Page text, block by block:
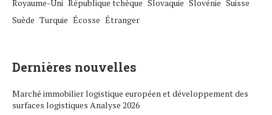
Royaume-Uni République tchèque Slovaquie Slovénie Suisse
Suède Turquie Écosse Étranger
Dernières nouvelles
Marché immobilier logistique européen et développement des
surfaces logistiques Analyse 2026